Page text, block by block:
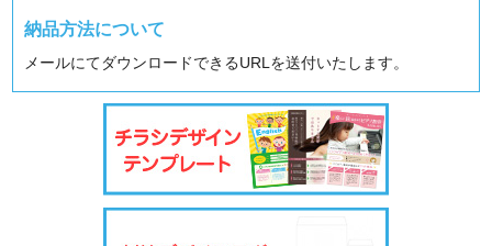
納品方法について
メールにてダウンロードできるURLを送付いたします。